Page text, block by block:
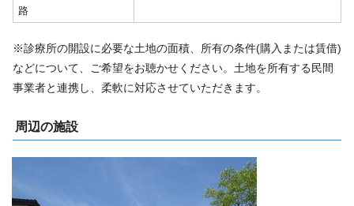
路
※診療所の開設に必要な土地の面積、所有の条件(購入または賃借)
などについて、ご希望をお聴かせください。土地を所有する民間
事業者と連携し、柔軟に対応させていただきます。
周辺の施設